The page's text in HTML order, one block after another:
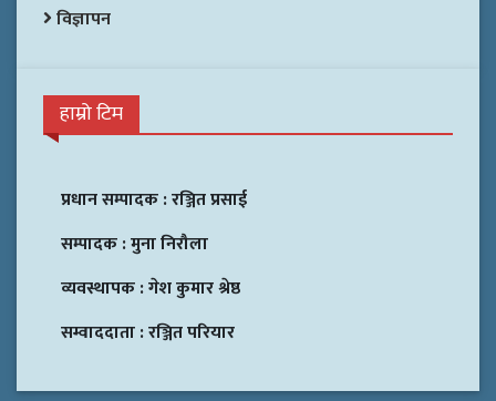
विज्ञापन
हाम्रो टिम
प्रधान सम्पादक :रञ्जित प्रसाई
सम्पादक :मुना निरौला
व्यवस्थापक :गेश कुमार श्रेष्ठ
सम्वाददाता :रञ्जित परियार